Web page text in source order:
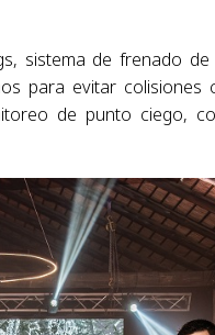
sistema de frenado
para evitar colisiones
de punto ciego,